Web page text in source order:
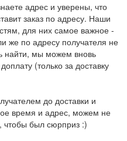
адрес и уверены, что
заказ по адресу. Наши
для них самое важное -
же по адресу получателя не
найти, мы можем вновь
(только за доставку
до доставки и
время и адрес, можем не
чтобы был сюрприз :)